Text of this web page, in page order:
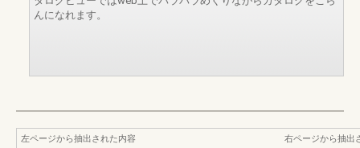
んになれます。
左ページから抽出された内容
右ページから抽出